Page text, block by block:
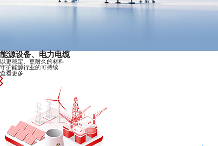
能源设备、电力电缆
以更稳定、更耐久的材料
守护能源行业的可持续
查看更多